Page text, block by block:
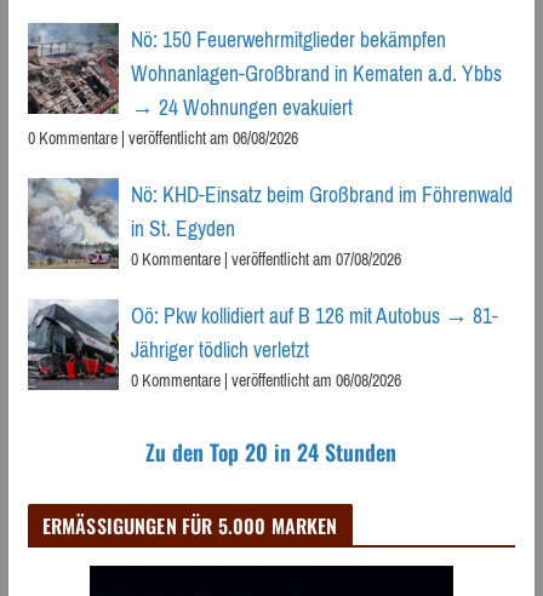
Nö: 150 Feuerwehrmitglieder bekämpfen
Wohnanlagen-Großbrand in Kematen a.d. Ybbs
→ 24 Wohnungen evakuiert
0 Kommentare|veröffentlicht am 06/08/2026
Nö: KHD-Einsatz beim Großbrand im Föhrenwald
in St. Egyden
0 Kommentare|veröffentlicht am 07/08/2026
Oö: Pkw kollidiert auf B 126 mit Autobus → 81-
Jähriger tödlich verletzt
0 Kommentare|veröffentlicht am 06/08/2026
Zu den Top 20 in 24 Stunden
ERMÄSSIGUNGEN FÜR 5.000 MARKEN